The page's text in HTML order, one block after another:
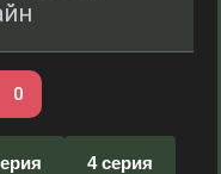
0
4 серия